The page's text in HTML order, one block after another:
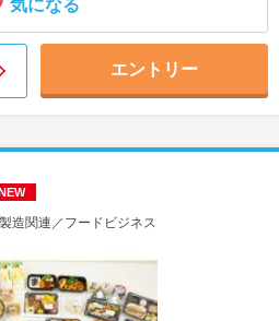
気になる
エントリー
造関連／フードビジネス